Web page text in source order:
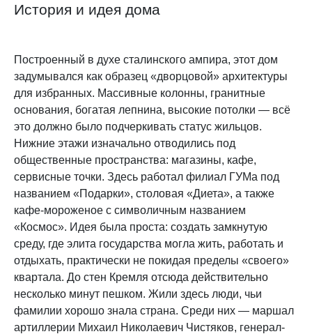
История и идея дома
Построенный в духе сталинского ампира, этот дом
задумывался как образец «дворцовой» архитектуры
для избранных. Массивные колонны, гранитные
основания, богатая лепнина, высокие потолки — всё
это должно было подчеркивать статус жильцов.
Нижние этажи изначально отводились под
общественные пространства: магазины, кафе,
сервисные точки. Здесь работал филиал ГУМа под
названием «Подарки», столовая «Диета», а также
кафе-мороженое с символичным названием
«Космос». Идея была проста: создать замкнутую
среду, где элита государства могла жить, работать и
отдыхать, практически не покидая пределы «своего»
квартала. До стен Кремля отсюда действительно
несколько минут пешком. Жили здесь люди, чьи
фамилии хорошо знала страна. Среди них — маршал
артиллерии Михаил Николаевич Чистяков, генерал-